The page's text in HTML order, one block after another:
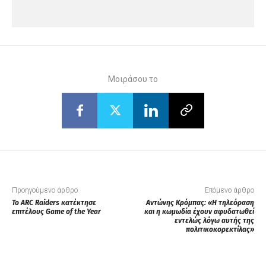
Μοιράσου το
Προηγούμενο άρθρο
Το ARC Raiders κατέκτησε
επιτέλους Game of the Year
Επόμενο άρθρο
Αντώνης Κρόμπας: «Η τηλεόραση
και η κωμωδία έχουν αφυδατωθεί
εντελώς λόγω αυτής της
πολιτικοκορεκτίλας»